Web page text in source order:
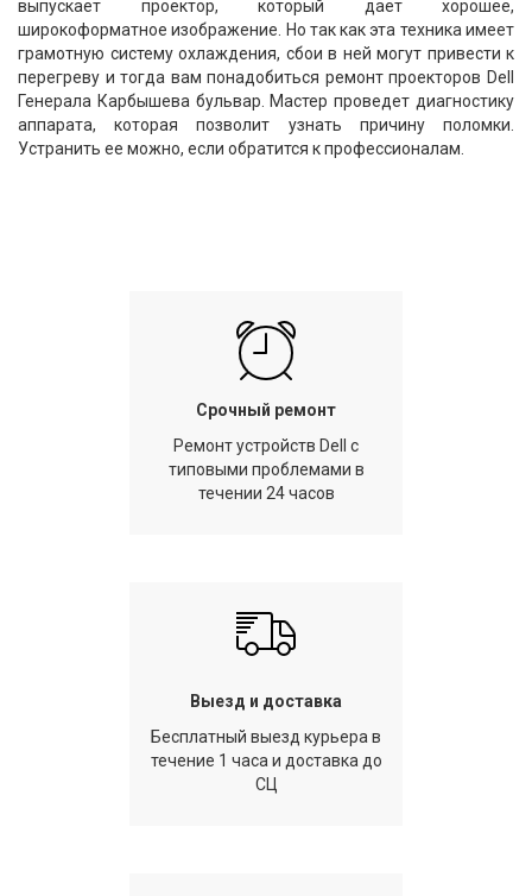
выпускает проектор, который дает хорошее,
широкоформатное изображение. Но так как эта техника имеет
грамотную систему охлаждения, сбои в ней могут привести к
перегреву и тогда вам понадобиться ремонт проекторов Dell
Генерала Карбышева бульвар. Мастер проведет диагностику
аппарата, которая позволит узнать причину поломки.
Устранить ее можно, если обратится к профессионалам.
Срочный ремонт
Ремонт устройств Dell с
типовыми проблемами в
течении 24 часов
Выезд и доставка
Бесплатный выезд курьера в
течение 1 часа и доставка до
СЦ